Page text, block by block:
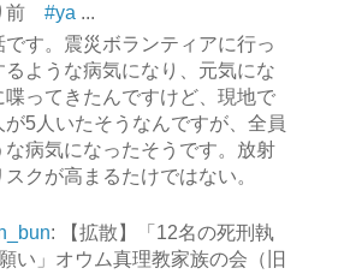
前 #ya ...
です。震災ボランティアに行っ
るような病気になり、元気にな
喋ってきたんですけど、現地で
5人いたそうなんですが、全員
な病気になったそうです。放射
クが高まるたけではない。
: 【拡散】「12名の死刑執
い」オウム真理教家族の会（旧